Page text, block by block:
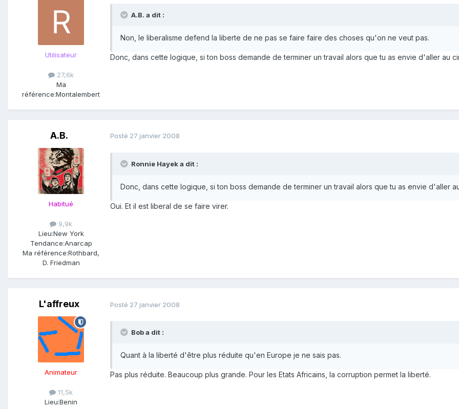
Utilisateur
27,6k
Ma
référence:Montalembert
A.B. a dit :
Non, le liberalisme defend la liberte de ne pas se faire faire des choses qu'on ne veut pas.
Donc, dans cette logique, si ton boss demande de terminer un travail alors que tu as envie d'aller au
A.B.
Habitué
9,9k
Lieu:New York
Tendance:Anarcap
Ma référence:Rothbard,
D. Friedman
Posté 27 janvier 2008
Ronnie Hayek a dit :
Donc, dans cette logique, si ton boss demande de terminer un travail alors que tu as envie d'aller
Oui. Et il est liberal de se faire virer.
L'affreux
Animateur
11,5k
Lieu:Benin
Posté 27 janvier 2008
Bob a dit :
Quant à la liberté d'être plus réduite qu'en Europe je ne sais pas.
Pas plus réduite. Beaucoup plus grande. Pour les Etats Africains, la corruption permet la liberté.